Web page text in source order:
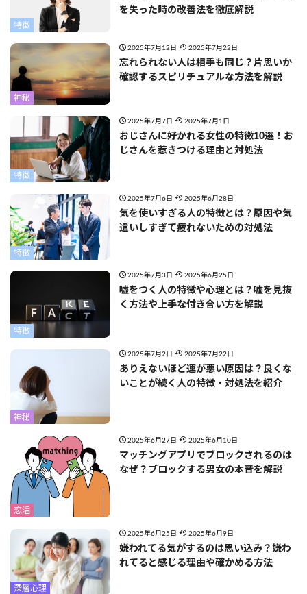
特徴
を失った時の改善法を徹底解説
神秘
2025年7月12日 2025年7月22日
忘れられない人は相手も同じ？片思いか
確認するスピリチュアルな方法を解説
特徴
2025年7月7日 2025年7月1日
おじさんに好かれる女性の特徴10選！お
じさんを惹きつける理由と対処法
特徴
2025年7月6日 2025年6月28日
気を使いすぎる人の特徴とは？原因や気
遣いしすぎて疲れないための対処法
特徴
2025年7月3日 2025年6月25日
嘘をつく人の特徴や心理とは？嘘を見抜
く方法や上手な付き合い方を解説
神秘
2025年7月2日 2025年7月22日
ありえないほど運が悪い原因は？良くな
いことが続く人の特徴・対処法を紹介
恋活
2025年6月27日 2025年6月10日
マッチングアプリでブロックされるのは
なぜ？ブロックする男女の本音を解説
深層心理
2025年6月25日 2025年6月9日
嫌われてる気がするのは思い込み？嫌わ
れてると感じる理由や確かめる方法